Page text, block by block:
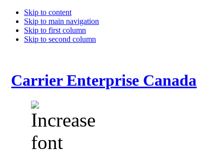
Skip to content
Skip to main navigation
Skip to first column
Skip to second column
Carrier Enterprise Canada